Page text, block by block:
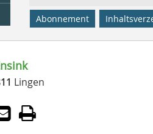
Abonnement
Lingen